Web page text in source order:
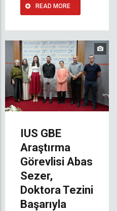
READ MORE
IUS GBE
Araştırma
Görevlisi Abas
Sezer,
Doktora Tezini
Başarıyla